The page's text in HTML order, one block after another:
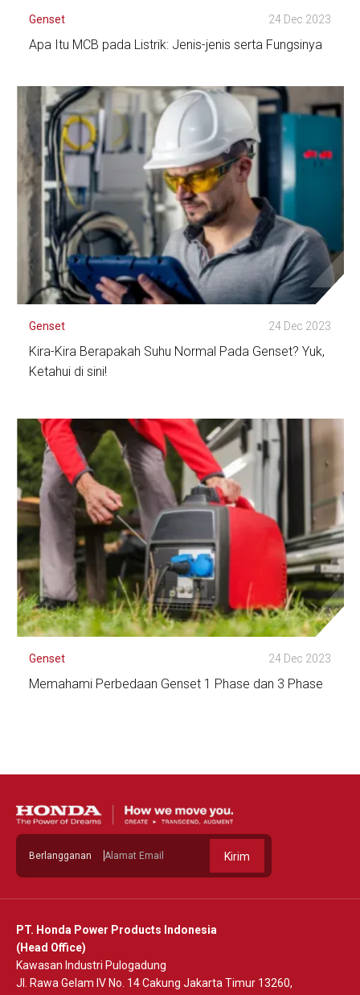
Genset 24 Dec 2023
Apa Itu MCB pada Listrik: Jenis-jenis serta Fungsinya
Lihat Detail
Genset 24 Dec 2023
Kira-Kira Berapakah Suhu Normal Pada Genset? Yuk,
Ketahui di sini!
Lihat Detail
Genset 24 Dec 2023
Memahami Perbedaan Genset 1 Phase dan 3 Phase
Berlangganan Kirim
PT. Honda Power Products Indonesia
(Head Office)
Kawasan Industri Pulogadung
Jl. Rawa Gelam IV No. 14 Cakung Jakarta Timur 13260,